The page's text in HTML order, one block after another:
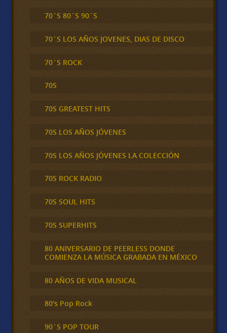
70´S 80´S 90´S
70´S LOS AÑOS JOVENES, DIAS DE DISCO
70´S ROCK
70S
70S GREATEST HITS
70S LOS AÑOS JÓVENES
70S LOS AÑOS JÓVENES LA COLECCIÓN
70S ROCK RADIO
70S SOUL HITS
70S SUPERHITS
80 ANIVERSARIO DE PEERLESS DONDE
COMIENZA LA MÚSICA GRABADA EN MÉXICO
80 AÑOS DE VIDA MUSICAL
80's Pop Rock
90´S POP TOUR